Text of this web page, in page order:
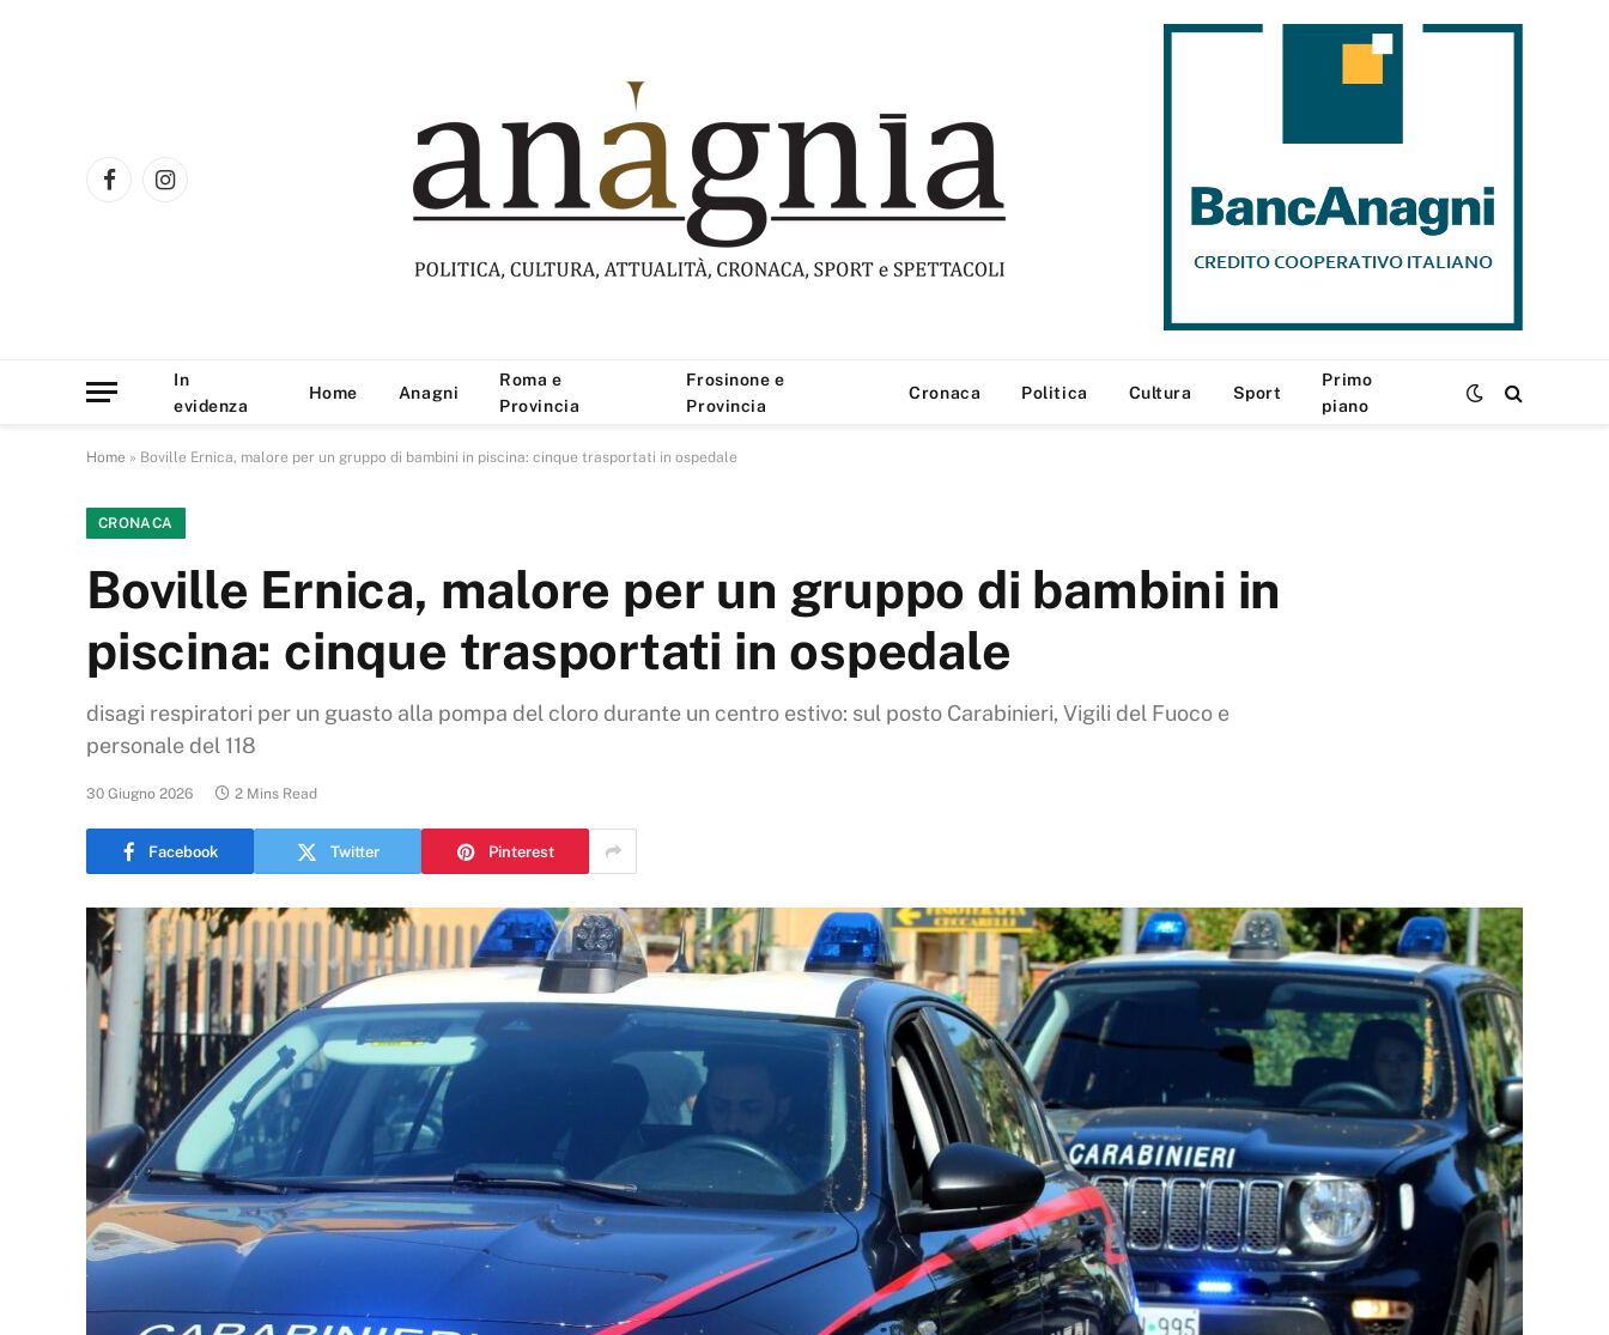
FacebookInstagram
In
evidenza
Home Anagni
Roma e
Provincia
Frosinone e
Provincia
Cronaca Politica Cultura Sport
Primo
piano
Home » Boville Ernica, malore per un gruppo di bambini in piscina: cinque trasportati in ospedale
CRONACA
Boville Ernica, malore per un gruppo di bambini in
piscina: cinque trasportati in ospedale
disagi respiratori per un guasto alla pompa del cloro durante un centro estivo: sul posto Carabinieri, Vigili del Fuoco e
personale del 118
30 Giugno 2026 2 Mins Read
Facebook Twitter Pinterest